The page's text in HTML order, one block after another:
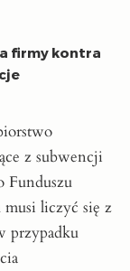
firmy kontra
z subwencji
Funduszu
liczyć się z
przypadku